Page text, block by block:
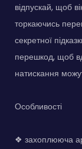
відпускай, щоб
торкаючись
секретної
перешкод, щоб
натискання
Особливості
❖ захоплююча